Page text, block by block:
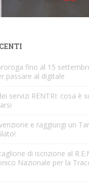
fino al 15
passare al digitale
servizi RENTRI: cosa è
e raggiungi un
di iscrizione al
Nazionale per la